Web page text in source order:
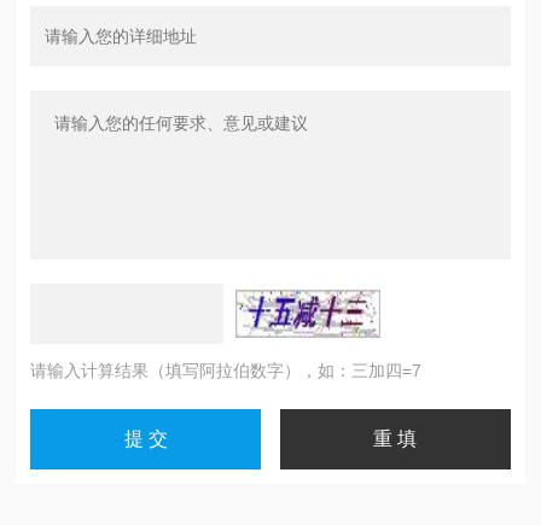
请输入计算结果（填写阿拉伯数字），如：三加四=7